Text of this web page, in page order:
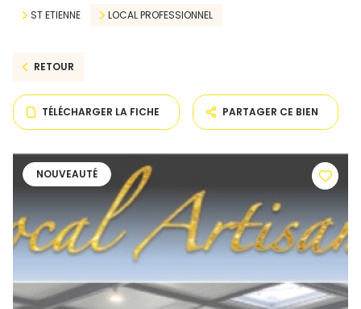
ST ETIENNE
LOCAL PROFESSIONNEL
RETOUR
TÉLÉCHARGER LA FICHE PARTAGER CE BIEN
NOUVEAUTÉ